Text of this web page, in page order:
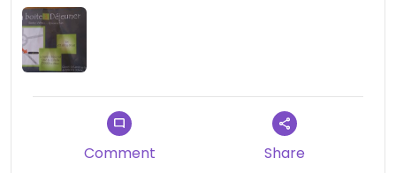
Comment Share